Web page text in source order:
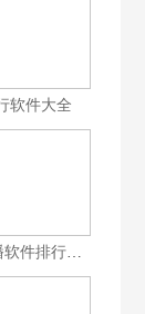
软件大全
手机直播软件排行榜前十名